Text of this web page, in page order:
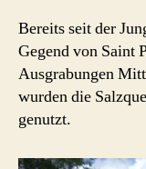
Bereits seit der
Gegend von Saint
Ausgrabungen
wurden die
genutzt.